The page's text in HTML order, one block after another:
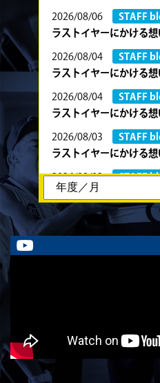
2026/08/06
STAFF
ラストイヤーにかける
2026/08/04
STAFF
ラストイヤーにかける
2026/08/04
STAFF
ラストイヤーにかける
2026/08/03
STAFF
ラストイヤーにかける
2026/08/02
STAFF
ラストイヤーにかける想
2026/08/01
STAFF
2026/07/30
STAFF
2026/07/28
STAFF
2026/07/27
STAFF